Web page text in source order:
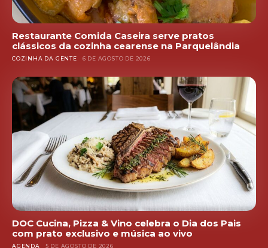
Restaurante Comida Caseira serve pratos
clássicos da cozinha cearense na Parquelândia
COZINHA DA GENTE 6 DE AGOSTO DE 2026
DOC Cucina, Pizza & Vino celebra o Dia dos Pais
com prato exclusivo e música ao vivo
AGENDA 5 DE AGOSTO DE 2026